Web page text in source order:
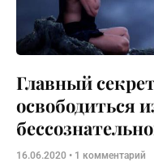
Главный
освободиться
16.06.2020 1 комментарий